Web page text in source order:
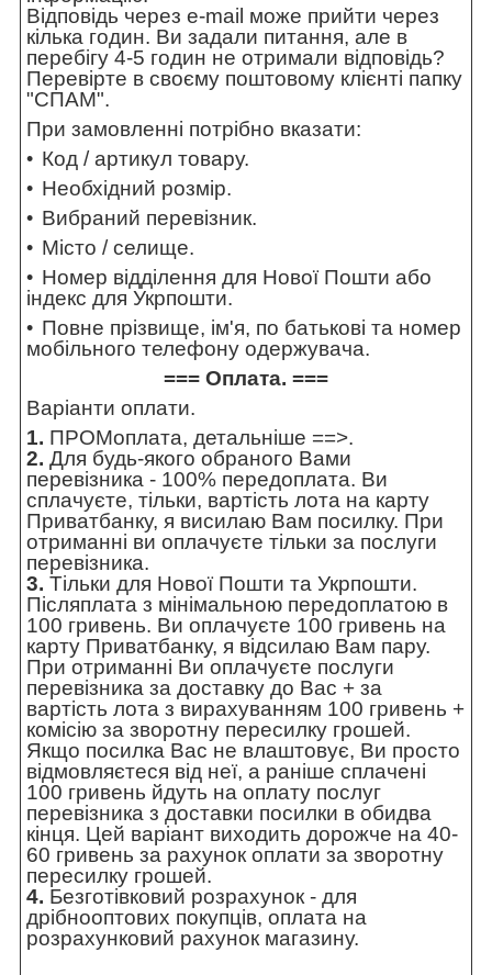
Відповідь через e-mail може прийти через
кілька годин. Ви задали питання, але в
перебігу 4-5 годин не отримали відповідь?
Перевірте в своєму поштовому клієнті папку
"СПАМ".
При замовленні потрібно вказати:
Код / артикул товару.
Необхідний розмір.
Вибраний перевізник.
Місто / селище.
Номер відділення для Нової Пошти або
індекс для Укрпошти.
Повне прізвище, ім'я, по батькові та номер
мобільного телефону одержувача.
=== Оплата. ===
Варіанти оплати.
1. ПРОМоплата, детальніше ==>.
2. Для будь-якого обраного Вами
перевізника - 100% передоплата. Ви
сплачуєте, тільки, вартість лота на карту
Приватбанку, я висилаю Вам посилку. При
отриманні ви оплачуєте тільки за послуги
перевізника.
3. Тільки для Нової Пошти та Укрпошти.
Післяплата з мінімальною передоплатою в
100 гривень. Ви оплачуєте 100 гривень на
карту Приватбанку, я відсилаю Вам пару.
При отриманні Ви оплачуєте послуги
перевізника за доставку до Вас + за
вартість лота з вирахуванням 100 гривень +
комісію за зворотну пересилку грошей.
Якщо посилка Вас не влаштовує, Ви просто
відмовляєтеся від неї, а раніше сплачені
100 гривень йдуть на оплату послуг
перевізника з доставки посилки в обидва
кінця. Цей варіант виходить дорожче на 40-
60 гривень за рахунок оплати за зворотну
пересилку грошей.
4. Безготівковий розрахунок - для
дрібнооптових покупців, оплата на
розрахунковий рахунок магазину.